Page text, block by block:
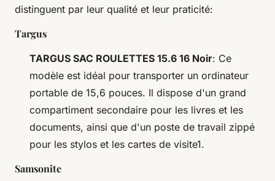
distinguent par leur qualité et leur praticité:
Targus
TARGUS SAC ROULETTES 15.6 16 Noir: Ce
modèle est idéal pour transporter un ordinateur
portable de 15,6 pouces. Il dispose d'un grand
compartiment secondaire pour les livres et les
documents, ainsi que d'un poste de travail zippé
pour les stylos et les cartes de visite1.
Samsonite